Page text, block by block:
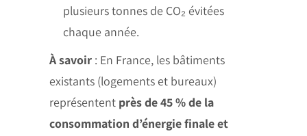
plusieurs tonnes de CO₂ évitées
chaque année.
À savoir : En France, les bâtiments
existants (logements et bureaux)
représentent près de 45 % de la
consommation d’énergie finale et